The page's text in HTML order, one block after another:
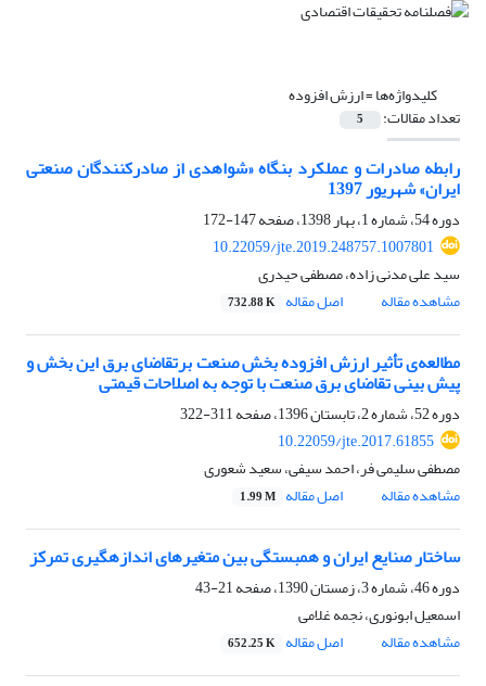
کلیدواژه‌ها =ارزش افزوده
تعداد مقالات: 5
رابطه صادرات و عملکرد بنگاه‌ «شواهدی از صادرکنندگان صنعتی
ایران» شهریور 1397
دوره 54، شماره 1، بهار 1398، صفحه
147-172
10.22059/jte.2019.248757.1007801
سید علی مدنی زاده، مصطفی حیدری
مشاهده مقاله
اصل مقاله 732.88 K
مطالعه‌ی تأثیر ارزش افزوده بخش صنعت برتقاضای برق این بخش و
پیش بینی تقاضای برق صنعت با توجه به اصلاحات قیمتی
دوره 52، شماره 2، تابستان 1396، صفحه
311-322
10.22059/jte.2017.61855
مصطفی سلیمی فر، احمد سیفی، سعید شعوری
مشاهده مقاله
اصل مقاله 1.99 M
ساختار صنایع ایران و همبستگی بین متغیرهای اندازه‎گیری تمرکز
دوره 46، شماره 3، زمستان 1390، صفحه
21-43
اسمعیل ابونوری، نجمه غلامی
مشاهده مقاله
اصل مقاله 652.25 K